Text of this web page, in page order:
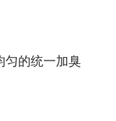
匀的统一加臭